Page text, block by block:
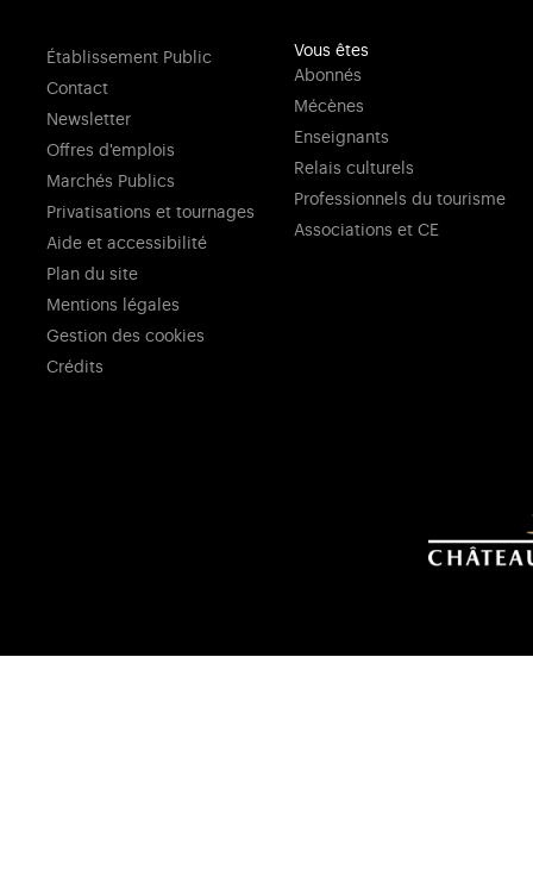
Établissement Public
Contact
Newsletter
Offres d'emplois
Marchés Publics
Privatisations et tournages
Aide et accessibilité
Plan du site
Mentions légales
Gestion des cookies
Crédits
Vous êtes
Abonnés
Mécènes
Enseignants
Relais culturels
Professionnels du tourisme
Associations et CE